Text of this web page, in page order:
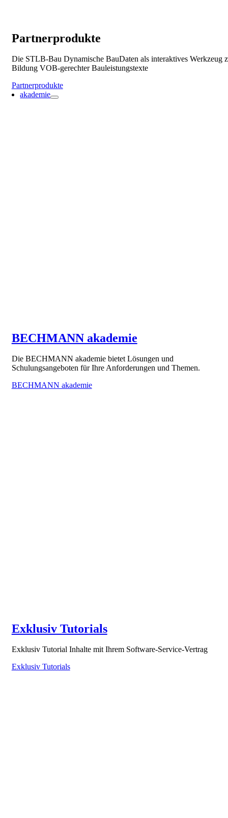
Partnerprodukte
Die STLB-Bau Dynamische BauDaten als interaktives Werkzeug
Bildung VOB-gerechter Bauleistungstexte
Partnerprodukte
akademie
BECHMANN akademie
Die BECHMANN akademie bietet Lösungen und
Schulungsangeboten für Ihre Anforderungen und Themen.
BECHMANN akademie
Exklusiv Tutorials
Exklusiv Tutorial Inhalte mit Ihrem Software-Service-Vertrag
Exklusiv Tutorials